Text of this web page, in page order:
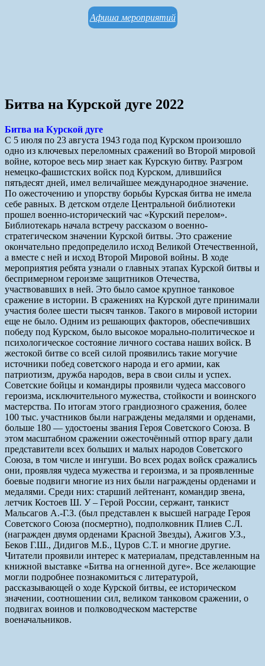
Афиша мероприятий
Битва на Курской дуге 2022
Битва на Курской дуге
С 5 июля по 23 августа 1943 года под Курском произошло
одно из ключевых переломных сражений во Второй мировой
войне, которое весь мир знает как Курскую битву. Разгром
немецко-фашистских войск под Курском, длившийся
пятьдесят дней, имел величайшее международное значение.
По ожесточению и упорству борьбы Курская битва не имела
себе равных. В детском отделе Центральной библиотеки
прошел военно-исторический час «Курский перелом».
Библиотекарь начала встречу рассказом о военно-
стратегическом значении Курской битвы. Это сражение
окончательно предопределило исход Великой Отечественной,
а вместе с ней и исход Второй Мировой войны. В ходе
мероприятия ребята узнали о главных этапах Курской битвы и
беспримерном героизме защитников Отечества,
участвовавших в ней. Это было самое крупное танковое
сражение в истории. В сражениях на Курской дуге принимали
участия более шести тысяч танков. Такого в мировой истории
еще не было. Одним из решающих факторов, обеспечивших
победу под Курском, было высокое морально-политическое и
психологическое состояние личного состава наших войск. В
жестокой битве со всей силой проявились такие могучие
источники побед советского народа и его армии, как
патриотизм, дружба народов, вера в свои силы и успех.
Советские бойцы и командиры проявили чудеса массового
героизма, исключительного мужества, стойкости и воинского
мастерства. По итогам этого грандиозного сражения, более
100 тыс. участников были награждены медалями и орденами,
больше 180 — удостоены звания Героя Советского Союза. В
этом масштабном сражении ожесточённый отпор врагу дали
представители всех больших и малых народов Советского
Союза, в том числе и ингуши. Во всех родах войск сражались
они, проявляя чудеса мужества и героизма, и за проявленные
боевые подвиги многие из них были награждены орденами и
медалями. Среди них: старший лейтенант, командир звена,
летчик Костоев Ш. У – Герой России, сержант, танкист
Мальсагов А.-Г.З. (был представлен к высшей награде Героя
Советского Союза (посмертно), подполковник Плиев С.Л.
(награжден двумя орденами Красной Звезды), Ажигов У.З.,
Беков Г.Ш., Дидигов М.Б., Цуров С.Т. и многие другие.
Читатели проявили интерес к материалам, представленным на
книжной выставке «Битва на огненной дуге». Все желающие
могли подробнее познакомиться с литературой,
рассказывающей о ходе Курской битвы, ее историческом
значении, соотношении сил, великом танковом сражении, о
подвигах воинов и полководческом мастерстве
военачальников.